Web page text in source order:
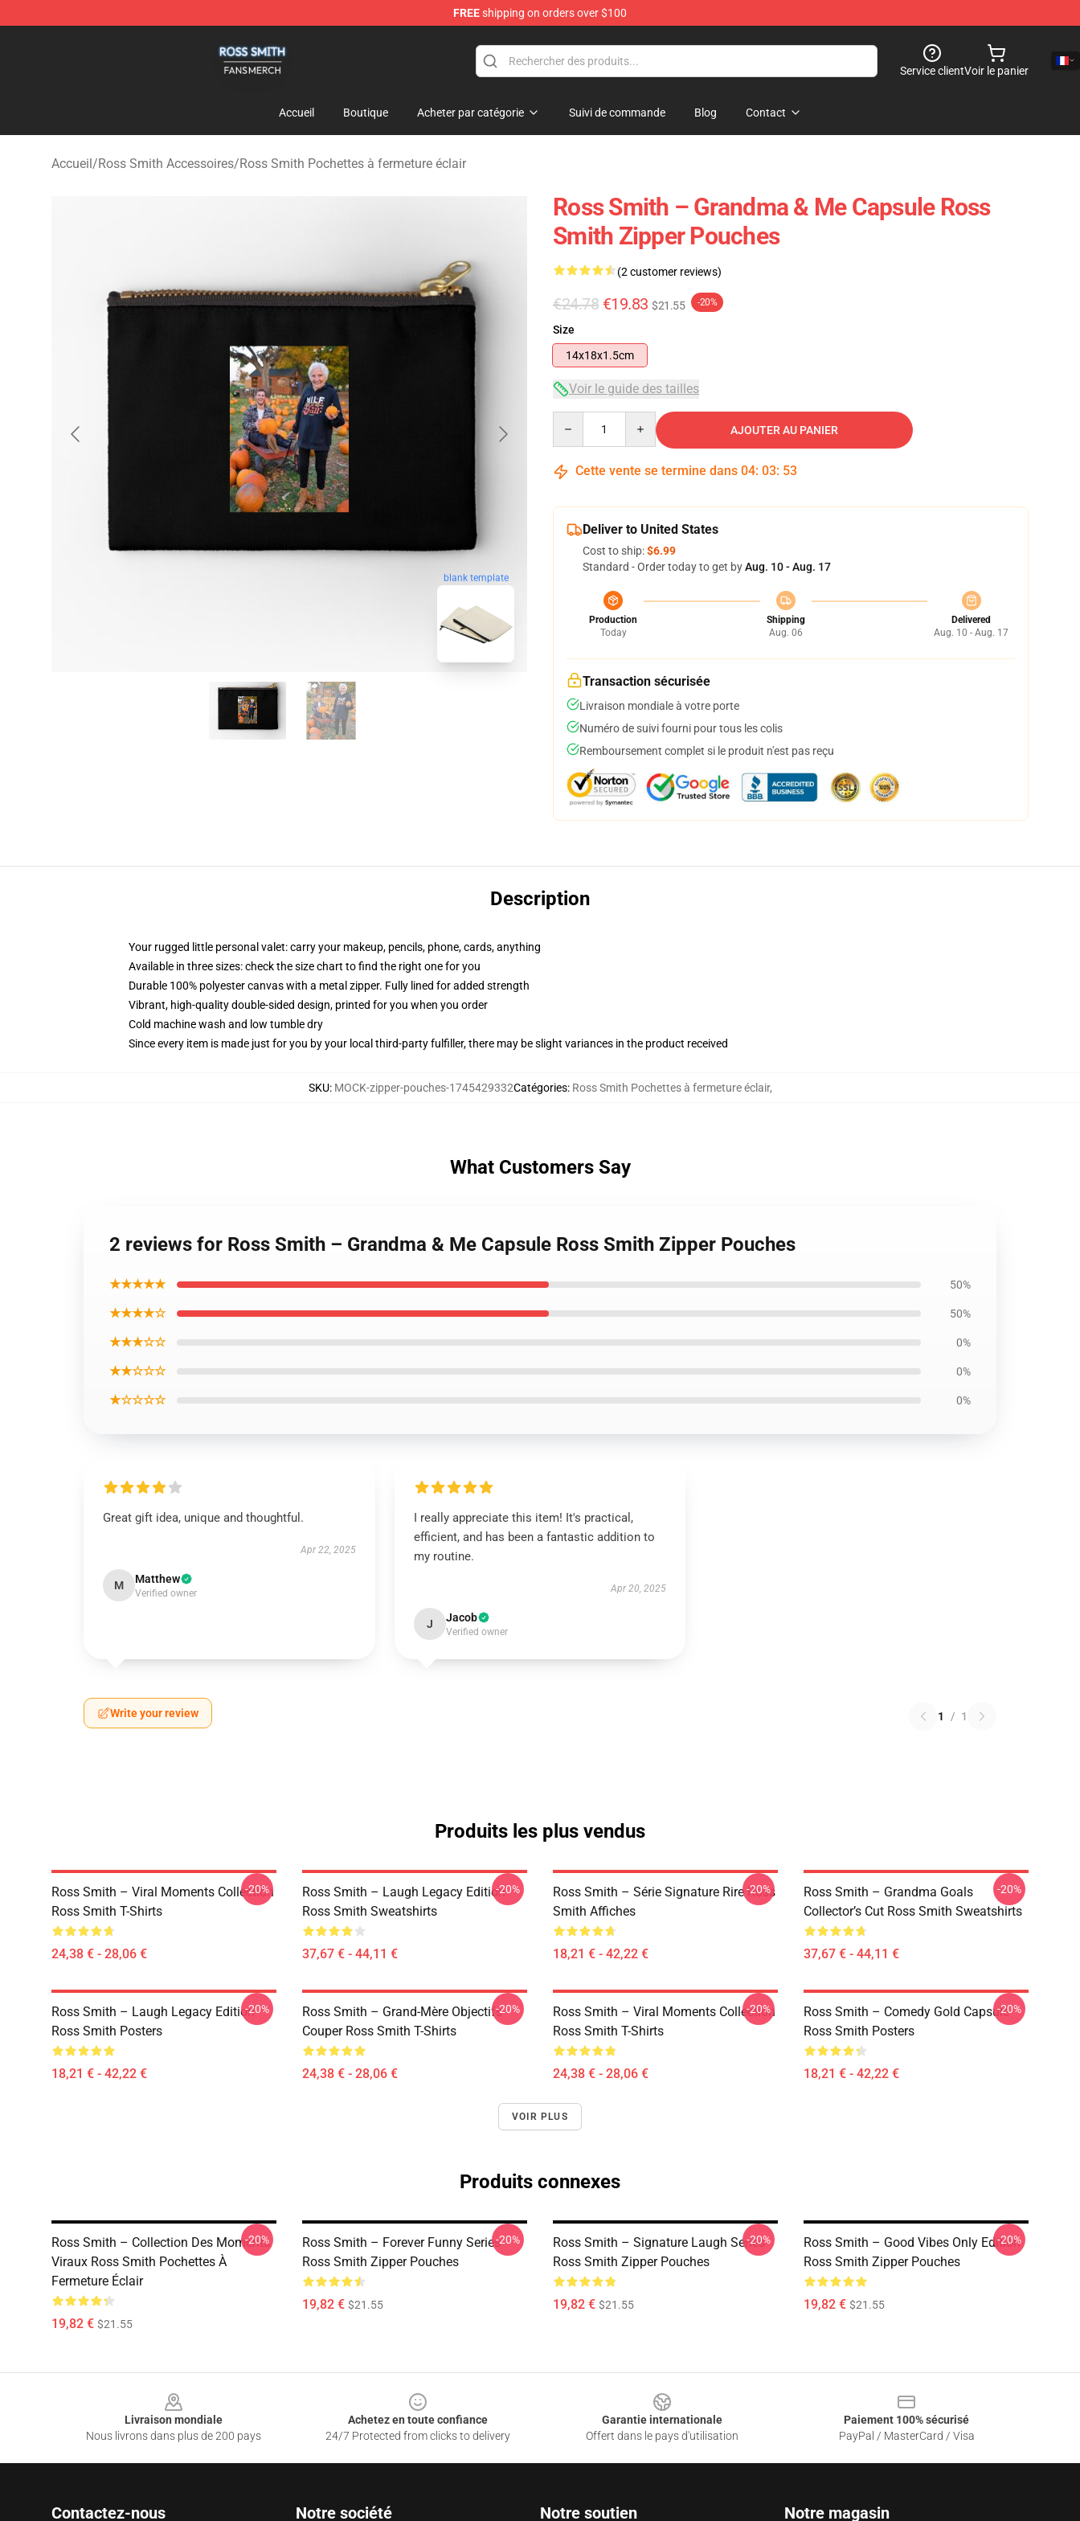
FREEshipping on orders over $100
Service clientVoir le panier
Accueil Boutique Acheter par catégorie Suivi de commande Blog Contact
Accueil/Ross Smith Accessoires/Ross Smith Pochettes à fermeture éclair
blank template
Ross Smith – Grandma & Me Capsule Ross
Smith Zipper Pouches
(2 customer reviews)
€24.78 €19.83 $21.55 -20%
Size
14x18x1.5cm
Voir le guide des tailles
AJOUTER AU PANIER
Cette vente se termine dans 04: 03: 52
Deliver to United States
Cost to ship:$6.99
Standard - Order today to get byAug. 10 - Aug. 17
Production
Today
Shipping
Aug. 06
Delivered
Aug. 10 - Aug. 17
Transaction sécurisée
Livraison mondiale à votre porte
Numéro de suivi fourni pour tous les colis
Remboursement complet si le produit n'est pas reçu
Description
Your rugged little personal valet: carry your makeup, pencils, phone, cards, anything
Available in three sizes: check the size chart to find the right one for you
Durable 100% polyester canvas with a metal zipper. Fully lined for added strength
Vibrant, high-quality double-sided design, printed for you when you order
Cold machine wash and low tumble dry
Since every item is made just for you by your local third-party fulfiller, there may be slight variances in the product received
SKU: MOCK-zipper-pouches-1745429332Catégories: Ross Smith Pochettes à fermeture éclair,
What Customers Say
2 reviews for Ross Smith – Grandma & Me Capsule Ross Smith Zipper Pouches
★★★★★ 50%
★★★★☆ 50%
★★★☆☆ 0%
★★☆☆☆ 0%
★☆☆☆☆ 0%
Great gift idea, unique and thoughtful.
Apr 22, 2025
M Matthew
Verified owner
I really appreciate this item! It's practical,
efficient, and has been a fantastic addition to
my routine.
Apr 20, 2025
J Jacob
Verified owner
Write your review 1 / 1
Produits les plus vendus
Ross Smith – Viral Moments Collection
Ross Smith T-Shirts
24,38 € - 28,06 €
-20%
Ross Smith – Laugh Legacy Edition
Ross Smith Sweatshirts
37,67 € - 44,11 €
-20%
Ross Smith – Série Signature Rire Ross
Smith Affiches
18,21 € - 42,22 €
-20%
Ross Smith – Grandma Goals
Collector’s Cut Ross Smith Sweatshirts
37,67 € - 44,11 €
-20%
Ross Smith – Laugh Legacy Edition
Ross Smith Posters
18,21 € - 42,22 €
-20%
Ross Smith – Grand-Mère Objectifs
Couper Ross Smith T-Shirts
24,38 € - 28,06 €
-20%
Ross Smith – Viral Moments Collection
Ross Smith T-Shirts
24,38 € - 28,06 €
-20%
Ross Smith – Comedy Gold Capsule
Ross Smith Posters
18,21 € - 42,22 €
-20%
VOIR PLUS
Produits connexes
Ross Smith – Collection Des Moments
Viraux Ross Smith Pochettes À
Fermeture Éclair
19,82 € $21.55
-20%
Ross Smith – Forever Funny Series
Ross Smith Zipper Pouches
19,82 € $21.55
-20%
Ross Smith – Signature Laugh Series
Ross Smith Zipper Pouches
19,82 € $21.55
-20%
Ross Smith – Good Vibes Only Edition
Ross Smith Zipper Pouches
19,82 € $21.55
-20%
Livraison mondiale
Nous livrons dans plus de 200 pays
Achetez en toute confiance
24/7 Protected from clicks to delivery
Garantie internationale
Offert dans le pays d'utilisation
Paiement 100% sécurisé
PayPal / MasterCard / Visa
Contactez-nous Notre société Notre soutien Notre magasin